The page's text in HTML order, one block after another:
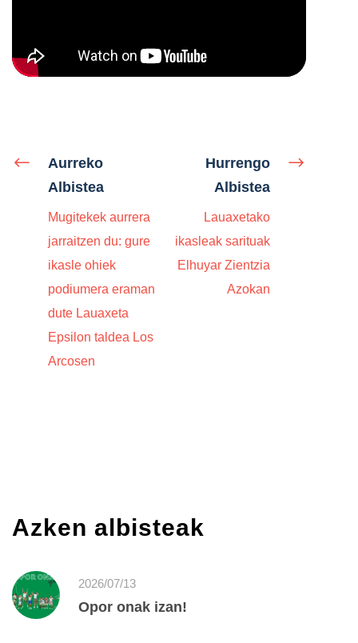
Aurreko
Albistea
Mugitekek aurrera
jarraitzen du: gure
ikasle ohiek
podiumera eraman
dute Lauaxeta
Epsilon taldea Los
Arcosen
Hurrengo
Albistea
Lauaxetako
ikasleak sarituak
Elhuyar Zientzia
Azokan
Azken albisteak
2026/07/13
Opor onak izan!